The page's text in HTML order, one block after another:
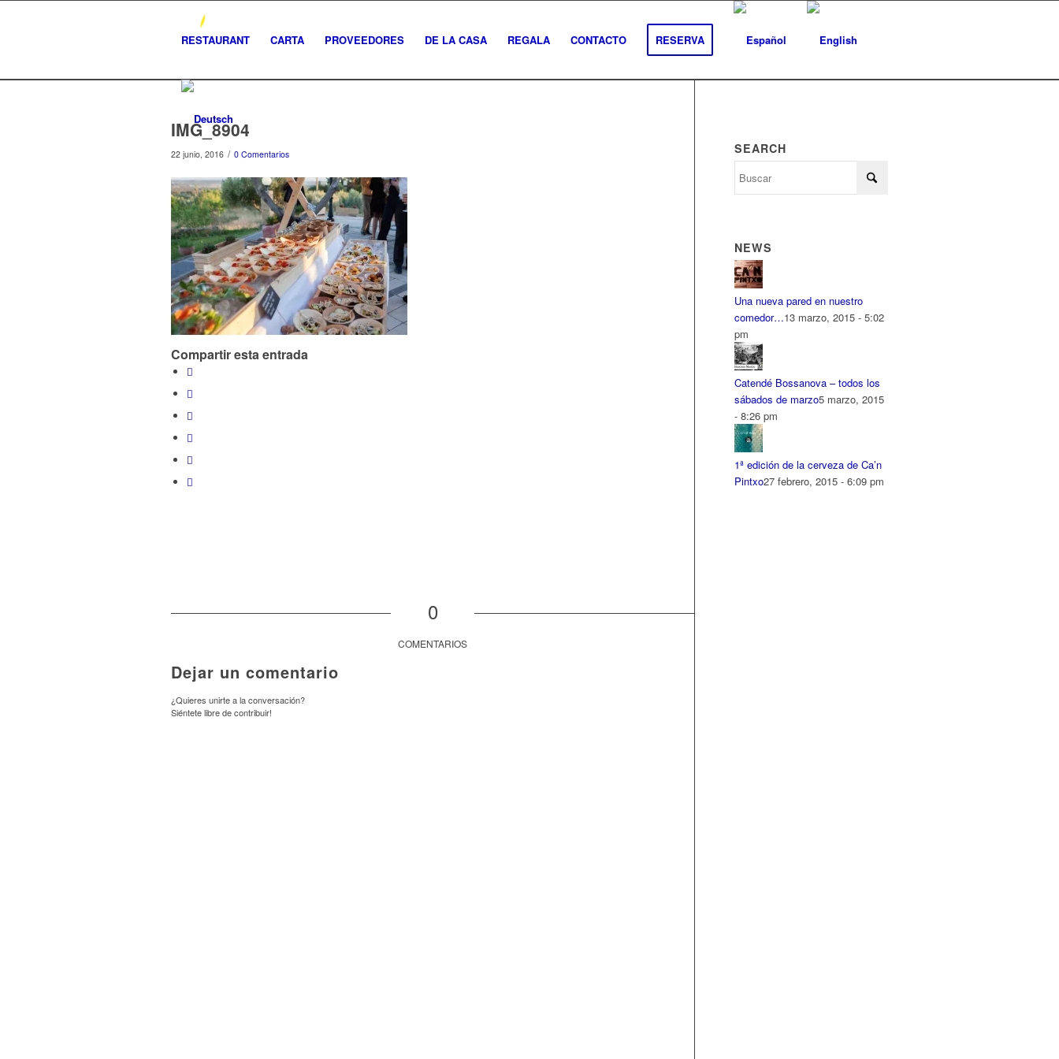
RESTAURANT CARTA PROVEEDORES DE LA CASA REGALA CONTACTO RESERVA
IMG_8904
22 junio, 2016 / 0 Comentarios
Compartir esta entrada
0
COMENTARIOS
Dejar un comentario
¿Quieres unirte a la conversación?
Siéntete libre de contribuir!
SEARCH
NEWS
Una nueva pared en nuestro
comedor…13 marzo, 2015 - 5:02
pm
Catendé Bossanova – todos los
sábados de marzo5 marzo, 2015
- 8:26 pm
1ª edición de la cerveza de Ca’n
Pintxo27 febrero, 2015 - 6:09 pm